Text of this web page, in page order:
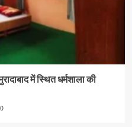
में स्थित धर्मशाला की
0